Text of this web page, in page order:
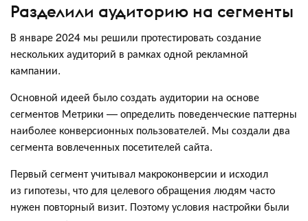
Разделили аудиторию на сегменты
В январе 2024 мы решили протестировать создание
нескольких аудиторий в рамках одной рекламной
кампании.
Основной идеей было создать аудитории на основе
сегментов Метрики — определить поведенческие паттерны
наиболее конверсионных пользователей. Мы создали два
сегмента вовлеченных посетителей сайта.
Первый сегмент учитывал макроконверсии и исходил
из гипотезы, что для целевого обращения людям часто
нужен повторный визит. Поэтому условия настройки были